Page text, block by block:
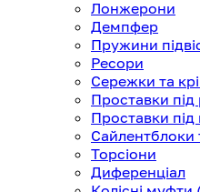
Лонжерони
Демпфер
Пружини
Ресори
Сережки та
Проставки під
Проставки
Сайлентблоки
Торсіони
Диференціал